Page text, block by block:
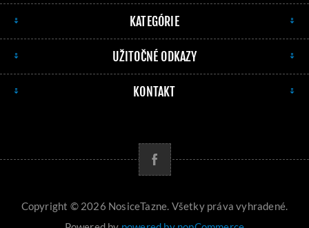
KATEGÓRIE
UŽITOČNÉ ODKAZY
KONTAKT
Copyright © 2026 NosiceTazne. Všetky práva vyhradené.